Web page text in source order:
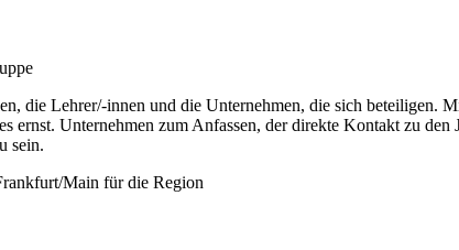
die Lehrer/-innen und die Unternehmen, die sich beteiligen.
ernst. Unternehmen zum Anfassen, der direkte Kontakt zu
sein.